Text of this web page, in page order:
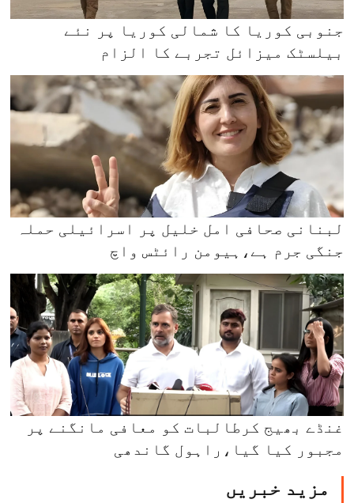
جنوبی کوریا کا شمالی کوریا پر نئے
بیلسٹک میزائل تجربے کا الزام
لبنانی صحافی امل خلیل پر اسرائیلی حملہ
جنگی جرم ہے،ہیومن رائٹس واچ
غنڈے بھیج کرطالبات کو معافی مانگنے پر
مجبور کیا گیا،راہول گاندھی
مزید خبریں